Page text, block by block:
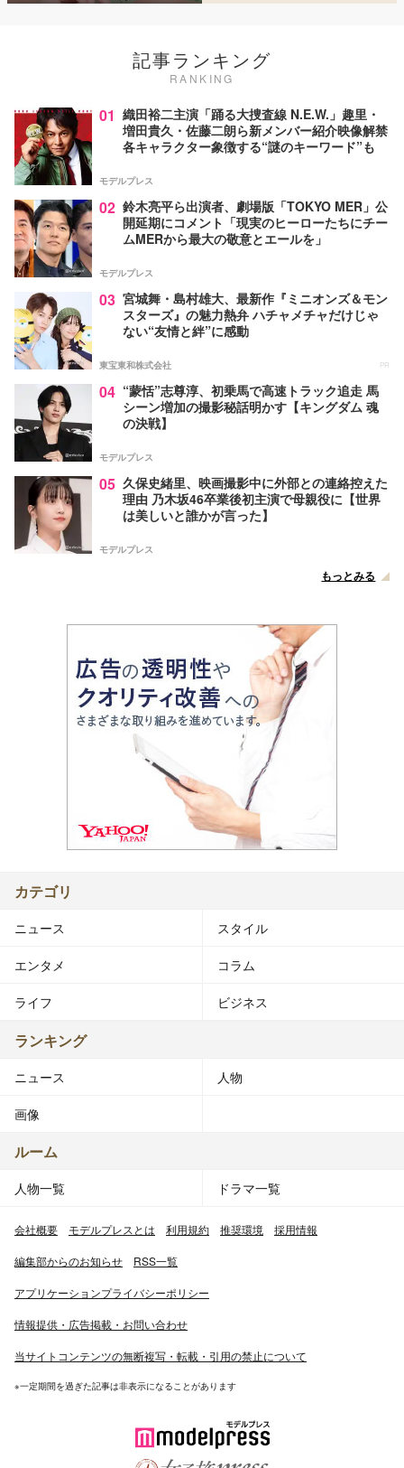
記事ランキング
RANKING
01 織田裕二主演「踊る大捜査線 N.E.W.」趣里・
増田貴久・佐藤二朗ら新メンバー紹介映像解禁
各キャラクター象徴する“謎のキーワード”も
モデルプレス
02 鈴木亮平ら出演者、劇場版「TOKYO MER」公
開延期にコメント「現実のヒーローたちにチー
ムMERから最大の敬意とエールを」
モデルプレス
03 宮城舞・島村雄大、最新作『ミニオンズ＆モン
スターズ』の魅力熱弁 ハチャメチャだけじゃ
ない“友情と絆”に感動
東宝東和株式会社 PR
04 “蒙恬”志尊淳、初乗馬で高速トラック追走 馬
シーン増加の撮影秘話明かす【キングダム 魂
の決戦】
モデルプレス
05 久保史緒里、映画撮影中に外部との連絡控えた
理由 乃木坂46卒業後初主演で母親役に【世界
は美しいと誰かが言った】
モデルプレス
もっとみる
カテゴリ
ニュース スタイル
エンタメ コラム
ライフ ビジネス
ランキング
ニュース 人物
画像
ルーム
人物一覧 ドラマ一覧
会社概要 モデルプレスとは 利用規約 推奨環境 採用情報
編集部からのお知らせ RSS一覧
アプリケーションプライバシーポリシー
情報提供・広告掲載・お問い合わせ
当サイトコンテンツの無断複写・転載・引用の禁止について
※一定期間を過ぎた記事は非表示になることがあります